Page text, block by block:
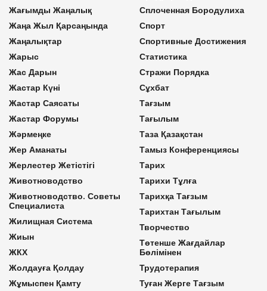
Жағымды Жаңалық
Жаңа Жыл Қарсаңында
Жаңалықтар
Жарыс
Жас Дарын
Жастар Күні
Жастар Саясаты
Жастар Форумы
Жәрмеңке
Жер Аманаты
Жерлестер Жетістігі
Животноводство
Животноводство. Советы
Специалиста
Жилищная Система
Жиын
ЖКХ
Жолдауға Қолдау
Жұмыспен Қамту
Сплоченная Бородулиха
Спорт
Спортивные Достижения
Статистика
Стражи Порядка
Сұхбат
Тағзым
Тағылым
Таза Қазақстан
Тамыз Конференциясы
Тарих
Тарихи Тұлға
Тарихқа Тағзым
Тарихтан Тағылым
Творчество
Төтенше Жағдайлар
Бөлімінен
Трудотерапия
Туған Жерге Тағзым